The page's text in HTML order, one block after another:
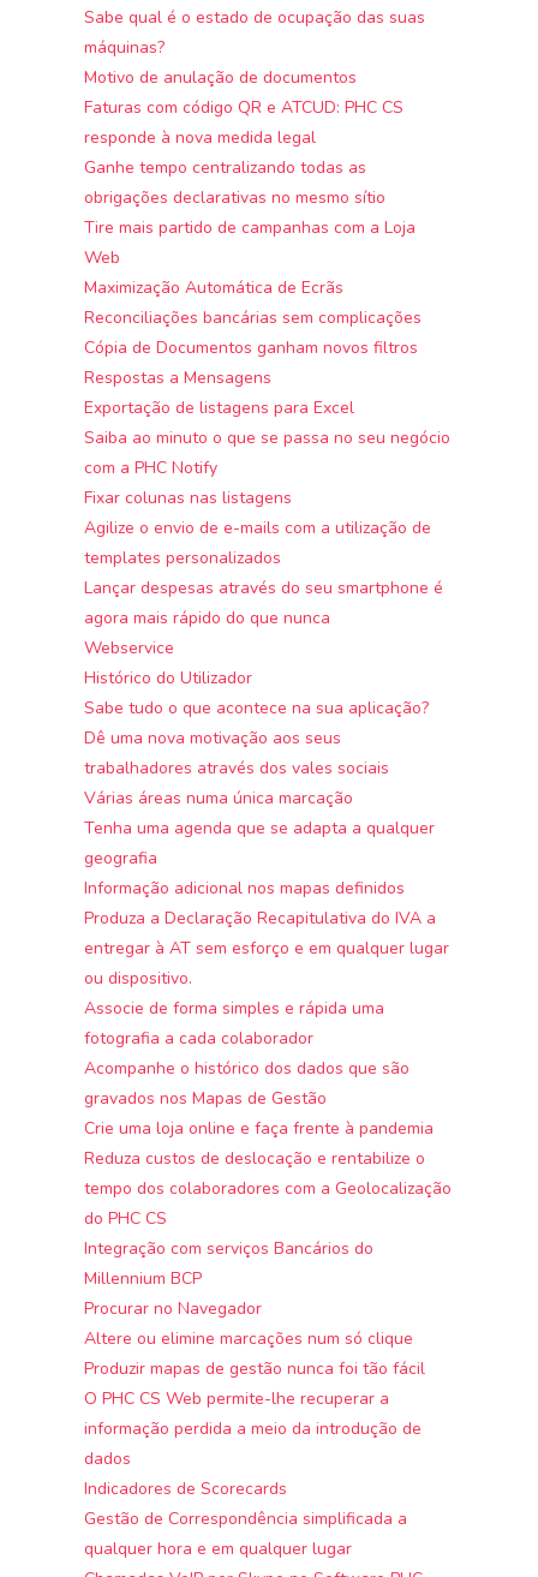
Sabe qual é o estado de ocupação das suas
máquinas?
Motivo de anulação de documentos
Faturas com código QR e ATCUD: PHC CS
responde à nova medida legal
Ganhe tempo centralizando todas as
obrigações declarativas no mesmo sítio
Tire mais partido de campanhas com a Loja
Web
Maximização Automática de Ecrãs
Reconciliações bancárias sem complicações
Cópia de Documentos ganham novos filtros
Respostas a Mensagens
Exportação de listagens para Excel
Saiba ao minuto o que se passa no seu negócio
com a PHC Notify
Fixar colunas nas listagens
Agilize o envio de e-mails com a utilização de
templates personalizados
Lançar despesas através do seu smartphone é
agora mais rápido do que nunca
Webservice
Histórico do Utilizador
Sabe tudo o que acontece na sua aplicação?
Dê uma nova motivação aos seus
trabalhadores através dos vales sociais
Várias áreas numa única marcação
Tenha uma agenda que se adapta a qualquer
geografia
Informação adicional nos mapas definidos
Produza a Declaração Recapitulativa do IVA a
entregar à AT sem esforço e em qualquer lugar
ou dispositivo.
Associe de forma simples e rápida uma
fotografia a cada colaborador
Acompanhe o histórico dos dados que são
gravados nos Mapas de Gestão
Crie uma loja online e faça frente à pandemia
Reduza custos de deslocação e rentabilize o
tempo dos colaboradores com a Geolocalização
do PHC CS
Integração com serviços Bancários do
Millennium BCP
Procurar no Navegador
Altere ou elimine marcações num só clique
Produzir mapas de gestão nunca foi tão fácil
O PHC CS Web permite-lhe recuperar a
informação perdida a meio da introdução de
dados
Indicadores de Scorecards
Gestão de Correspondência simplificada a
qualquer hora e em qualquer lugar